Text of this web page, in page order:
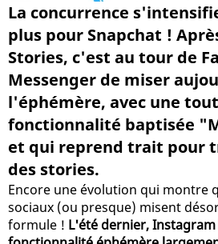
La concurrence
plus pour Snapchat !
Stories, c'est au tour de
Messenger de miser
l'éphémère, avec une
fonctionnalité baptisée
et qui reprend trait pour
des stories.
Encore une évolution qui montre
sociaux (ou presque) misent
formule ! L'été dernier,